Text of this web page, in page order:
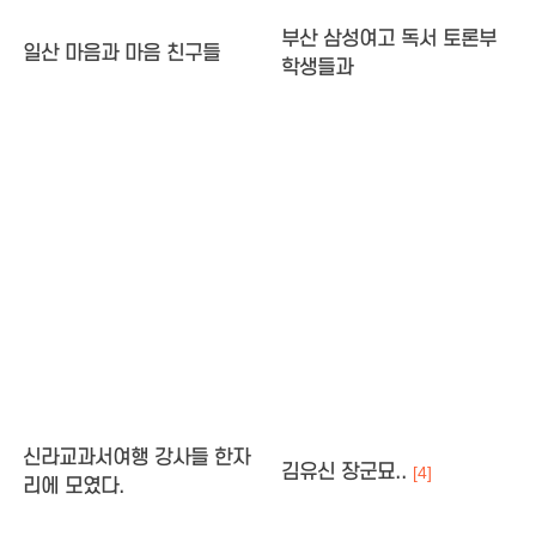
일산 마음과 마음 친구들
부산 삼성여고 독서 토론부
학생들과
신라교과서여행 강사들 한자
리에 모였다.
김유신 장군묘.. [4]